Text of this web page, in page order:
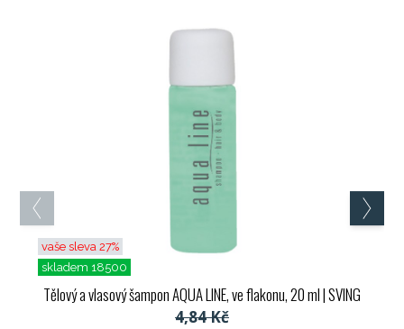
vaše sleva 27%
skladem 18500
Tělový a vlasový šampon AQUA LINE, ve flakonu, 20 ml| SVING
4,84 Kč